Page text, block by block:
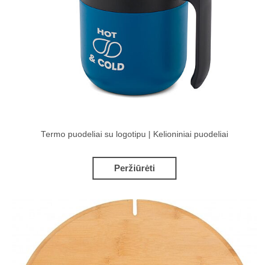
Termo puodeliai su logotipu | Kelioniniai puodeliai
Peržiūrėti